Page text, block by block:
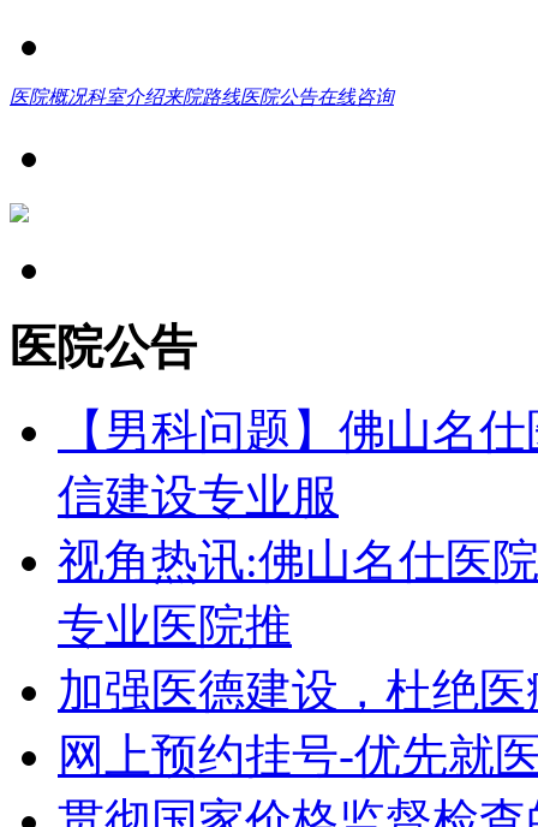
医院概况科室介绍来院路线医院公告在线咨询
医院公告
【男科问题】佛山名
信建设专业服
视角热讯:佛山名仕医
专业医院推
加强医德建设，杜绝
网上预约挂号-优先就